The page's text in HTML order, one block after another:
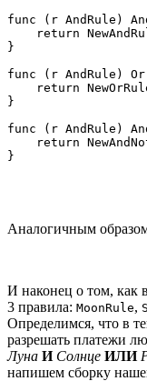
func (r AndRule)
return
}
func (r AndRule)
return
}
func (r AndRule)
return
}
Аналогичным
И наконец о том, как
3 правила: MoonRule,
Определимся, что в
разрешать платежи
Луна И Солнце ИЛИ
напишем сборку